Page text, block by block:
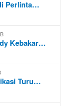
Perlinta…
Kebakar…
Turu…